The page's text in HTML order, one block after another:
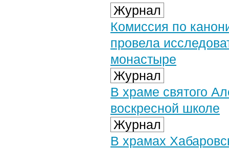
Журнал
Комиссия по
провела
монастыре
Журнал
В храме святого
воскресной школе
Журнал
В храмах